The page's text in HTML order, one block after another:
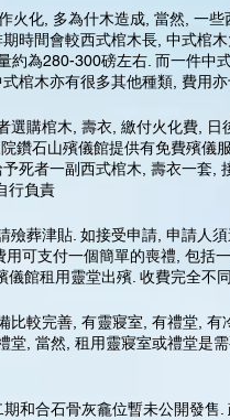
化, 多為什木造成, 當然, 一些
時間會較西式棺木長, 中式棺
約為280-300磅左右. 而一件中
棺木亦有很多其他種類, 費用亦
購棺木, 壽衣, 繳付火化費, 日
鑽石山殯儀館提供有免費殯儀
死者一副西式棺木, 壽衣一套,
行負責
葬津貼. 如接受申請, 申請人
可支付一個簡單的喪禮, 包括
館租用靈堂出殯. 收費完全不同.
較完善, 有靈寢室, 有禮堂, 有
, 當然, 租用靈寢室或禮堂是
和合石骨灰龕位暫未公開發售